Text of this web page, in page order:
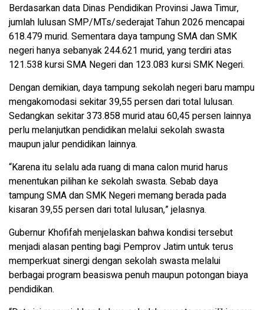
Berdasarkan data Dinas Pendidikan Provinsi Jawa Timur,
jumlah lulusan SMP/MTs/sederajat Tahun 2026 mencapai
618.479 murid. Sementara daya tampung SMA dan SMK
negeri hanya sebanyak 244.621 murid, yang terdiri atas
121.538 kursi SMA Negeri dan 123.083 kursi SMK Negeri.
Dengan demikian, daya tampung sekolah negeri baru mampu
mengakomodasi sekitar 39,55 persen dari total lulusan.
Sedangkan sekitar 373.858 murid atau 60,45 persen lainnya
perlu melanjutkan pendidikan melalui sekolah swasta
maupun jalur pendidikan lainnya.
“Karena itu selalu ada ruang di mana calon murid harus
menentukan pilihan ke sekolah swasta. Sebab daya
tampung SMA dan SMK Negeri memang berada pada
kisaran 39,55 persen dari total lulusan,” jelasnya.
Gubernur Khofifah menjelaskan bahwa kondisi tersebut
menjadi alasan penting bagi Pemprov Jatim untuk terus
memperkuat sinergi dengan sekolah swasta melalui
berbagai program beasiswa penuh maupun potongan biaya
pendidikan.